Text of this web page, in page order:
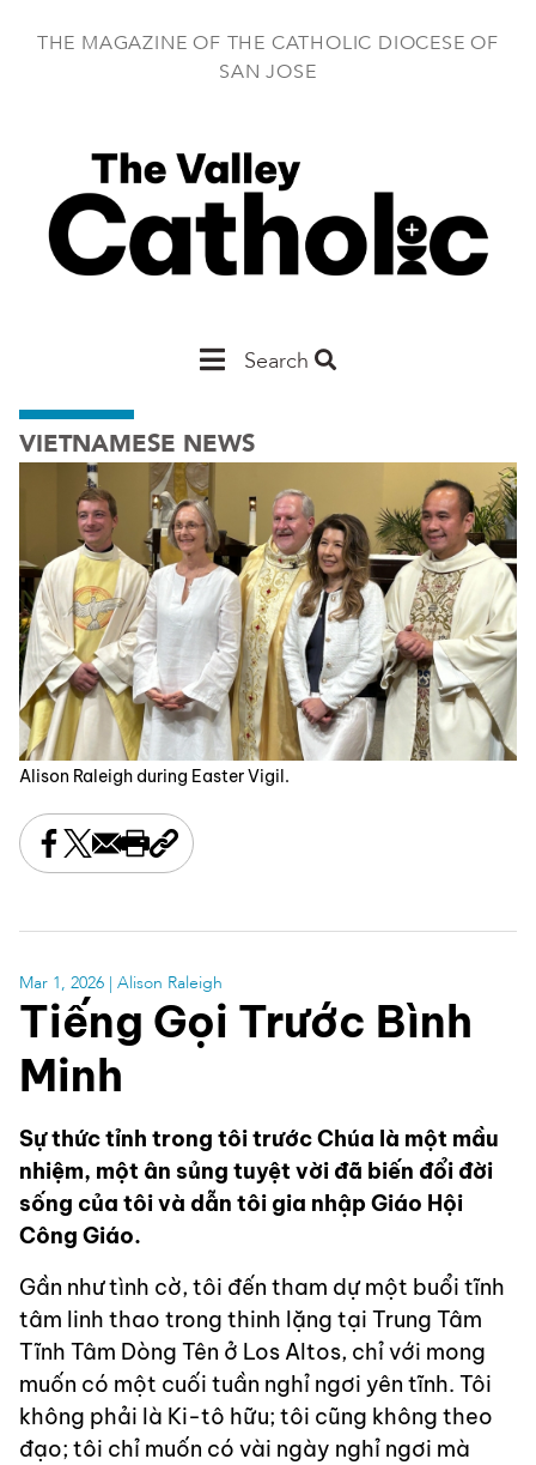
THE MAGAZINE OF THE CATHOLIC DIOCESE OF
SAN JOSE
Main
Jose
Search
VIETNAMESE NEWS
Alison Raleigh during Easter Vigil.
Share this on Facebook
Share this on X
Share this by email
Print this page
Copy the page address
Mar 1, 2026 | Alison Raleigh
Tiếng Gọi Trước Bình
Minh
Sự thức tỉnh trong tôi trước Chúa là một mầu
nhiệm, một ân sủng tuyệt vời đã biến đổi đời
sống của tôi và dẫn tôi gia nhập Giáo Hội
Công Giáo.
Gần như tình cờ, tôi đến tham dự một buổi tĩnh
tâm linh thao trong thinh lặng tại Trung Tâm
Tĩnh Tâm Dòng Tên ở Los Altos, chỉ với mong
muốn có một cuối tuần nghỉ ngơi yên tĩnh. Tôi
không phải là Ki-tô hữu; tôi cũng không theo
đạo; tôi chỉ muốn có vài ngày nghỉ ngơi mà